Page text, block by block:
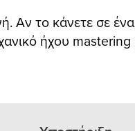
Αν το κάνετε σε
ήχου mastering